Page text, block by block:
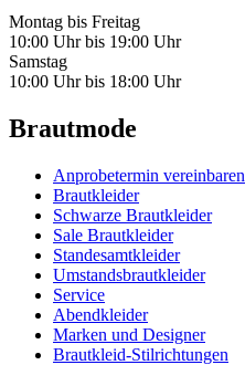
Montag bis Freitag
10:00 Uhr bis 19:00 Uhr
Samstag
10:00 Uhr bis 18:00 Uhr
Brautmode
Anprobetermin vereinbaren
Brautkleider
Schwarze Brautkleider
Sale Brautkleider
Standesamtkleider
Umstandsbrautkleider
Service
Abendkleider
Marken und Designer
Brautkleid-Stilrichtungen